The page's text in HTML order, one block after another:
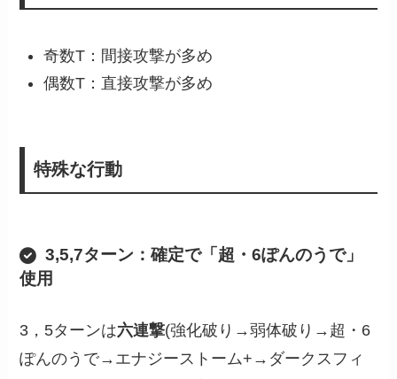
奇数T：間接攻撃が多め
偶数T：直接攻撃が多め
特殊な行動
3,5,7ターン：確定で「 超・6ぽんのうで」
使用
3，5ターンは六連撃(強化破り→弱体破り→超・6
ぽんのうで→エナジーストーム+→ダークスフィ